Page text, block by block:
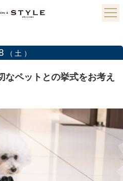
（土）
なペットとの挙式をお考え